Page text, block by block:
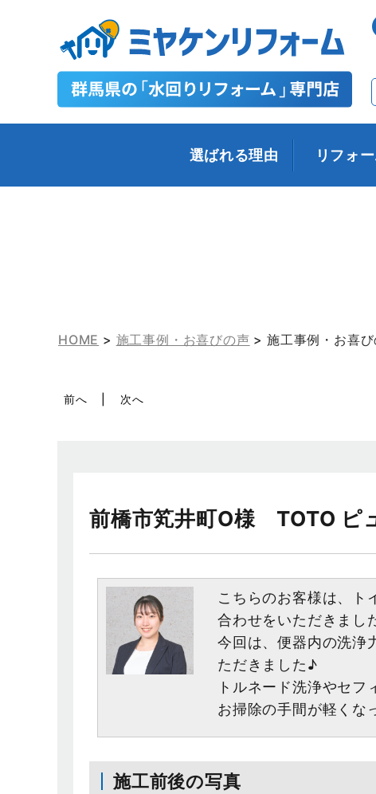
選ばれる理由 リフォ
HOME > 施工事例・お喜びの声 >施工事例・お喜
前へ 次へ
前橋市笂井町O様 TOTO ピ
こちらのお客様は、ト
合わせをいただきまし
今回は、便器内の洗浄
ただきました♪
トルネード洗浄やセ
お掃除の手間が軽くな
施工前後の写真